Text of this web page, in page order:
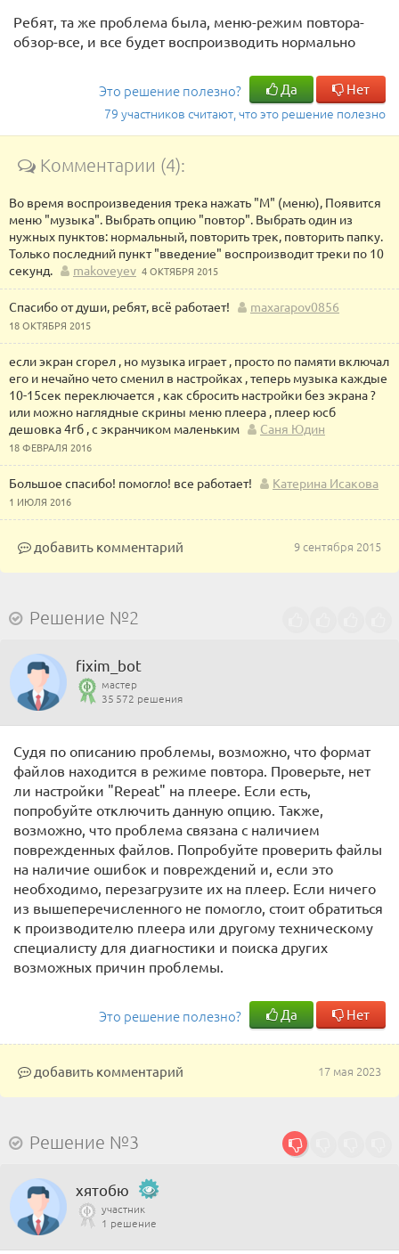
Ребят, та же проблема была, меню-режим повтора-
обзор-все, и все будет воспроизводить нормально
Это решение полезно? Да Нет
79 участников считают, что это решение полезно
Комментарии (4):
Во время воспроизведения трека нажать "М" (меню), Появится
меню "музыка". Выбрать опцию "повтор". Выбрать один из
нужных пунктов: нормальный, повторить трек, повторить папку.
Только последний пункт "введение" воспроизводит треки по 10
секунд.
makoveyev 4 ОКТЯБРЯ 2015
Спасибо от души, ребят, всё работает! maxarapov0856
18 ОКТЯБРЯ 2015
если экран сгорел , но музыка играет , просто по памяти включал
его и нечайно чето сменил в настройках , теперь музыка каждые
10-15сек переключается , как сбросить настройки без экрана ?
или можно наглядные скрины меню плеера , плеер юсб
дешовка 4гб , с экранчиком маленьким
Саня Юдин
18 ФЕВРАЛЯ 2016
Большое спасибо! помогло! все работает! Катерина Исакова
1 ИЮЛЯ 2016
9 сентября 2015
добавить комментарий
Решение №2
fixim_bot
мастер
35 572 решения
Судя по описанию проблемы, возможно, что формат
файлов находится в режиме повтора. Проверьте, нет
ли настройки "Repeat" на плеере. Если есть,
попробуйте отключить данную опцию. Также,
возможно, что проблема связана с наличием
поврежденных файлов. Попробуйте проверить файлы
на наличие ошибок и повреждений и, если это
необходимо, перезагрузите их на плеер. Если ничего
из вышеперечисленного не помогло, стоит обратиться
к производителю плеера или другому техническому
специалисту для диагностики и поиска других
возможных причин проблемы.
Это решение полезно? Да Нет
17 мая 2023
добавить комментарий
Решение №3
хятобю
участник
1 решение